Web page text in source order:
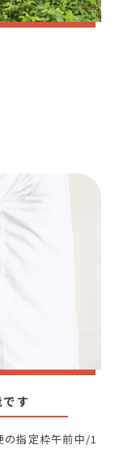
す
の指定枠午前中/1